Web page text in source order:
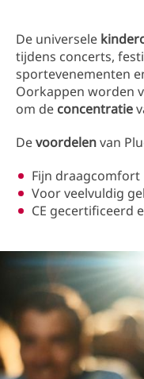
De universele
tijdens concerts,
sportevenementen
Oorkappen worden
om de concentratie
Devoordelenvan
Fijn draagcomfort
Voor veelvuldig
CE gecertificeerd